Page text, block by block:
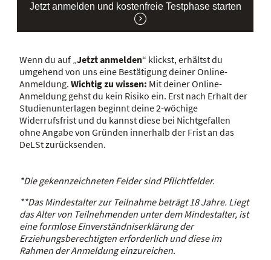
Jetzt anmelden und kostenfreie Testphase starten
Wenn du auf „Jetzt anmelden“ klickst, erhältst du
umgehend von uns eine Bestätigung deiner Online-
Anmeldung.Wichtig zu wissen: Mit deiner Online-
Anmeldung gehst du kein Risiko ein. Erst nach Erhalt der
Studienunterlagen beginnt deine 2-wöchige
Widerrufsfrist und du kannst diese bei Nichtgefallen
ohne Angabe von Gründen innerhalb der Frist an das
DeLSt zurücksenden.
*Die gekennzeichneten Felder sind Pflichtfelder.
**Das Mindestalter zur Teilnahme beträgt 18 Jahre. Liegt
das Alter von Teilnehmenden unter dem Mindestalter, ist
eine formlose Einverständniserklärung der
Erziehungsberechtigten erforderlich und diese im
Rahmen der Anmeldung einzureichen.